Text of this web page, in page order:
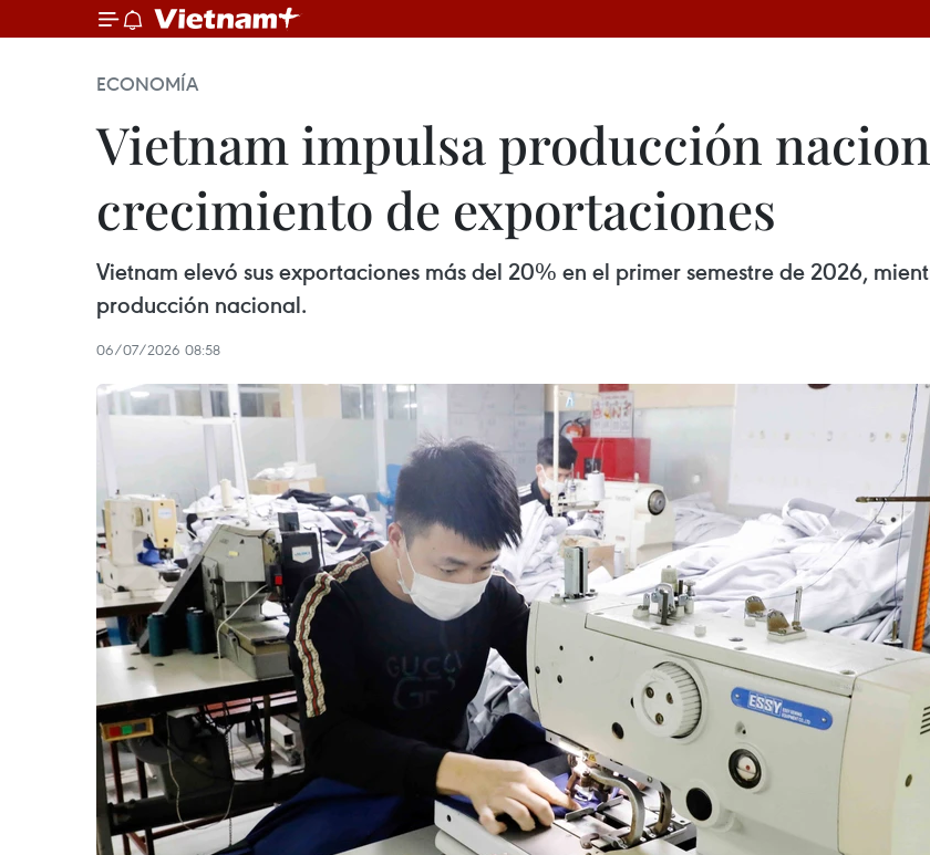
ECONOMÍA
Vietnam impulsa producción
crecimiento de exportaciones
Vietnam elevó sus exportaciones más del 20% en el primer semestre de 2026,
producción nacional.
06/07/2026 08:58